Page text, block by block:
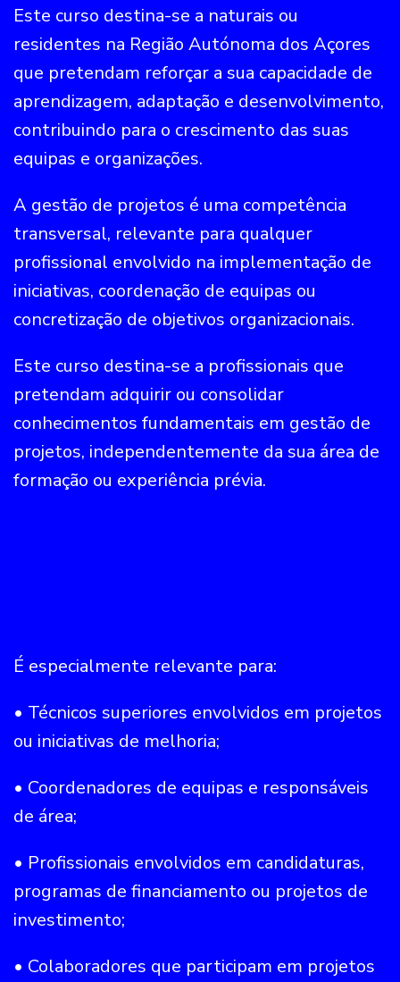
Este curso destina-se a naturais ou
residentes na Região Autónoma dos Açores
que pretendam reforçar a sua capacidade de
aprendizagem, adaptação e desenvolvimento,
contribuindo para o crescimento das suas
equipas e organizações.
A gestão de projetos é uma competência
transversal, relevante para qualquer
profissional envolvido na implementação de
iniciativas, coordenação de equipas ou
concretização de objetivos organizacionais.
Este curso destina-se a profissionais que
pretendam adquirir ou consolidar
conhecimentos fundamentais em gestão de
projetos, independentemente da sua área de
formação ou experiência prévia.
É especialmente relevante para:
• Técnicos superiores envolvidos em projetos
ou iniciativas de melhoria;
• Coordenadores de equipas e responsáveis
de área;
• Profissionais envolvidos em candidaturas,
programas de financiamento ou projetos de
investimento;
• Colaboradores que participam em projetos